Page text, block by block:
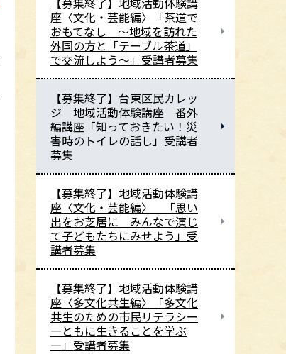
座〈文化・芸能編〉「茶道で
おもてなし ～地域を訪れた
外国の方と「テーブル茶道」
で交流しよう～」受講者募集
【募集終了】台東区民カレッ
ジ 地域活動体験講座 番外
編講座「知っておきたい！災
害時のトイレの話し」受講者
募集
【募集終了】地域活動体験講
座〈文化・芸能編〉 「思い
出をお芝居に みんなで演じ
て子どもたちにみせよう」受
講者募集
【募集終了】地域活動体験講
座〈多文化共生編〉「多文化
共生のための市民リテラシー
―ともに生きることを学ぶ
―」受講者募集